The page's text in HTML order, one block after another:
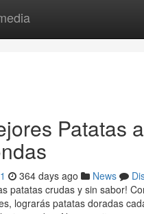
Patatas
364 days ago News
patatas crudas y sin sabor!
lograrás patatas doradas